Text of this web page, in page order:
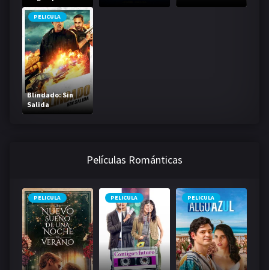
PELICULA
Blindado: Sin
Salida
Películas Románticas
PELICULA PELICULA PELICULA